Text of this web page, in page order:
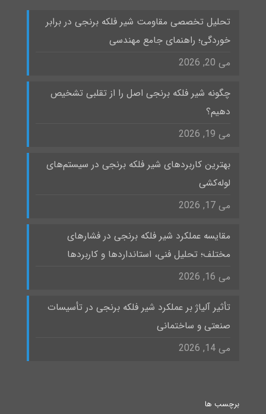
تحلیل تخصصی مقاومت شیر فلکه برنجی در برابر
خوردگی؛ راهنمای جامع مهندسی
می 20, 2026
چگونه شیر فلکه برنجی اصل را از تقلبی تشخیص
دهیم؟
می 19, 2026
بهترین کاربردهای شیر فلکه برنجی در سیستم‌های
لوله‌کشی
می 17, 2026
مقایسه عملکرد شیر فلکه برنجی در فشارهای
مختلف؛ تحلیل فنی، استانداردها و کاربردها
می 16, 2026
تأثیر آلیاژ بر عملکرد شیر فلکه برنجی در تأسیسات
صنعتی و ساختمانی
می 14, 2026
برچسب ها